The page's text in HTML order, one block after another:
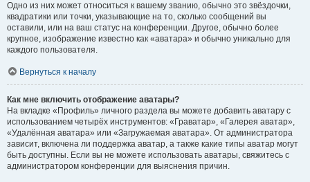
Одно из них может относиться к вашему званию, обычно это звёздочки,
квадратики или точки, указывающие на то, сколько сообщений вы
оставили, или на ваш статус на конференции. Другое, обычно более
крупное, изображение известно как «аватара» и обычно уникально для
каждого пользователя.
Вернуться к началу
Как мне включить отображение аватары?
На вкладке «Профиль» личного раздела вы можете добавить аватару с
использованием четырёх инструментов: «Граватар», «Галерея аватар»,
«Удалённая аватара» или «Загружаемая аватара». От администратора
зависит, включена ли поддержка аватар, а также какие типы аватар могут
быть доступны. Если вы не можете использовать аватары, свяжитесь с
администратором конференции для выяснения причин.